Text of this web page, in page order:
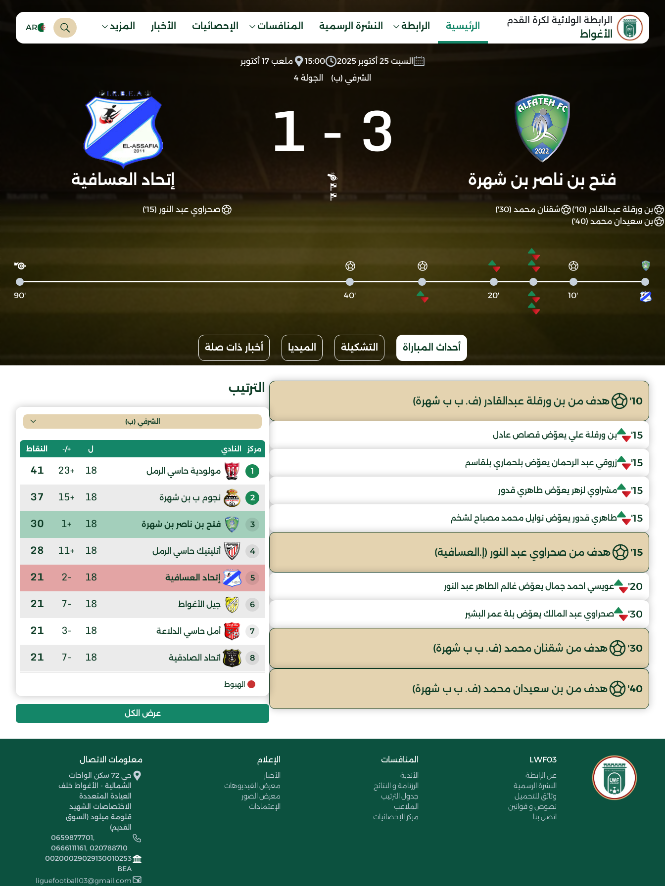
الرابطة الولائية لكرة القدم
الأغواط
الرئيسية الرابطة النشرة الرسمية المنافسات الإحصائيات الأخبار المزيد AR
السبت 25 أكتوبر 2025 15:00
ملعب 17 أكتوبر
الشرفي (ب)
الجولة 4
فتح بن ناصر بن شهرة
3
-
1
إتحاد العسافية
بن ورقلة عبدالقادر (10')
شقنان محمد (30')
بن سعيدان محمد (40')
صحراوي عبد النور (15')
'10
'20
'40
'90
أحداث المباراة التشكيلة الميديا أخبار ذات صلة
10' هدف من بن ورقلة عبدالقادر (ف. ب ب شهرة)
15' بن ورقلة علي يعوّض قصاص عادل
15' زروقي عبد الرحمان يعوّض بلحماري بلقاسم
15' مشراوي لزهر يعوّض طاهري قدور
15' طاهري قدور يعوّض نوايل محمد مصباح لشخم
15' هدف من صحراوي عبد النور (إ.العسافية)
20' عويسي احمد جمال يعوّض غالم الطاهر عبد النور
30' صحراوي عبد المالك يعوّض بلة عمر البشير
30' هدف من شقنان محمد (ف. ب ب شهرة)
40' هدف من بن سعيدان محمد (ف. ب ب شهرة)
الترتيب
الشرفي (ب)
مركز النادي ل +/- النقاط
1 مولودية حاسي الرمل 18
+23
41
2 نجوم ب بن شهرة 18
+15
37
3 فتح بن ناصر بن شهرة 18
+1
30
4 أتليتيك حاسي الرمل 18
+11
28
5 إتحاد العسافية 18
-2
21
6 جيل الأغواط 18
-7
21
7 أمل حاسي الدلاعة 18
-3
21
8 اتحاد الصادقية 18
-7
21
9
أكاديمية نجوم الأغواط
الهبوط
عرض الكل
LWF03
عن الرابطة
النشرة الرسمية
وثائق للتحميل
نصوص و قوانين
اتصل بنا
المنافسات
الأندية
الرزنامة و النتائج
جدول الترتيب
الملاعب
مركز الإحصائيات
الإعلام
الأخبار
معرض الفيديوهات
معرض الصور
الإعتمادات
معلومات الاتصال
حي 72 سكن الواحات
الشمالية - الأغواط خلف
العيادة المتعددة
الاختصاصات الشهيد
قلومة ميلود (السوق
القديم)
0659877701,
0666111161, 020788710
00200029029130010253
BEA
liguefootball03@gmail.com